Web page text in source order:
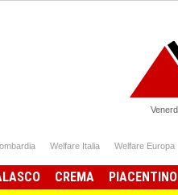
Welfare Italia Welfare Europa
CREMA PIACENTINO